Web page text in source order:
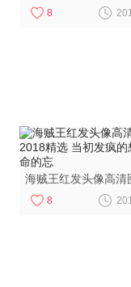
版 呆萌可爱的海贼王
8
海贼王红发头像高清
精选 当初发疯的想现
忘
8